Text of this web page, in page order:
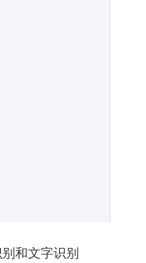
和文字识别